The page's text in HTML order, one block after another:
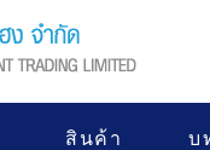
สินค้า บ